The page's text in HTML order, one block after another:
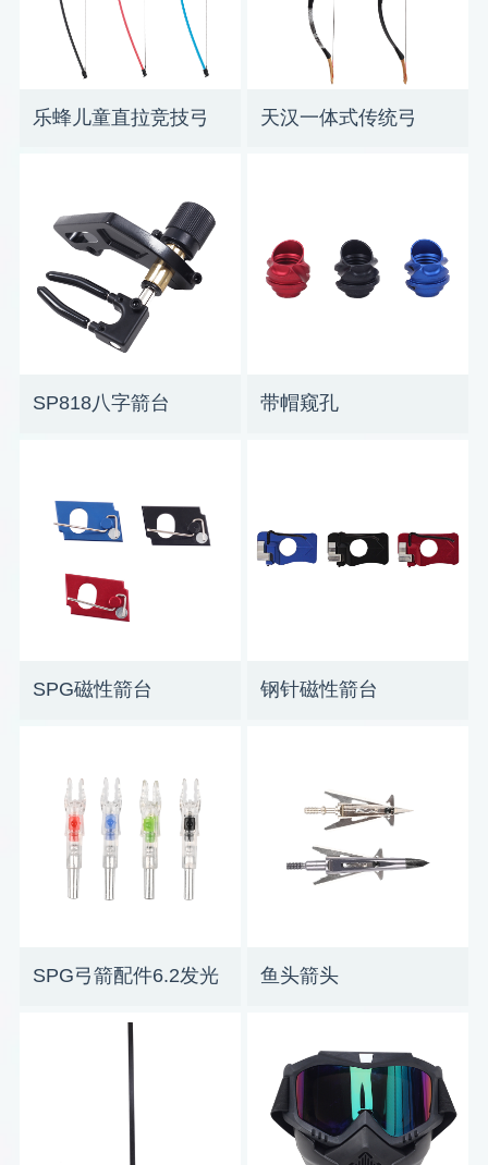
乐蜂儿童直拉竞技弓 天汉一体式传统弓
SP818八字箭台 带帽窥孔
SPG磁性箭台 钢针磁性箭台
SPG弓箭配件6.2发光
鱼头箭头